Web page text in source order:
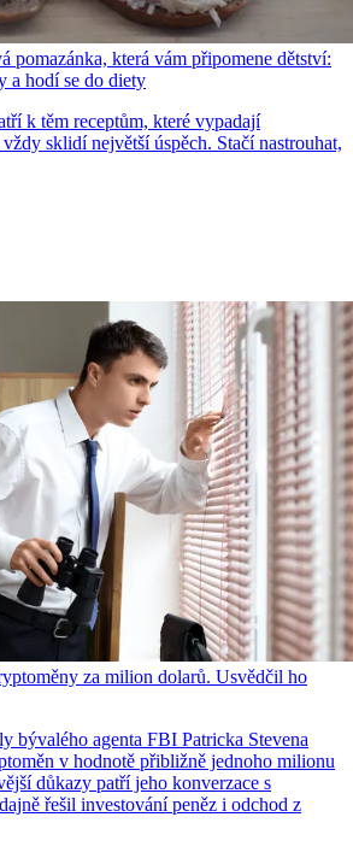
pomazánka, která vám připomene dětství:
a hodí se do diety
k těm receptům, které vypadají
sklidí největší úspěch. Stačí nastrouhat,
za milion dolarů. Usvědčil ho
bývalého agenta FBI Patricka Stevena
v hodnotě přibližně jednoho milionu
důkazy patří jeho konverzace s
řešil investování peněz i odchod z